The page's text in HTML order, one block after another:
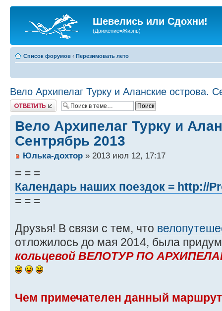
Шевелись или Сдохни!
(Движение=Жизнь)
Список форумов ‹ Перезимовать лето
Вело Архипелаг Турку и Аланские острова.
Ответить
Вело Архипелаг Турку и
Сентрябрь 2013
Юлька-дохтор » 2013 июл 12, 17:17
= = =
Календарь наших поездок = http://
= = =
Друзья! В связи с тем, что
отложилось до мая 2014, была
кольцевой ВЕЛОТУР ПО
Чем примечателен данный